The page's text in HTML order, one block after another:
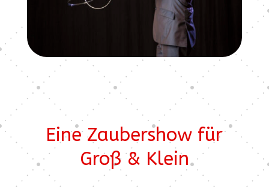
Eine Zaubershow für
Groß & Klein